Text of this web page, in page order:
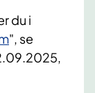
du i
", se